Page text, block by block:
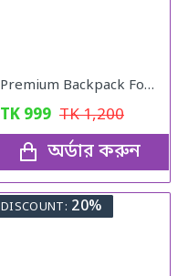
Premium Backpack For Girls (Peach Pink)
TK 999 TK1,200
অর্ডার করুন
DISCOUNT: 20%